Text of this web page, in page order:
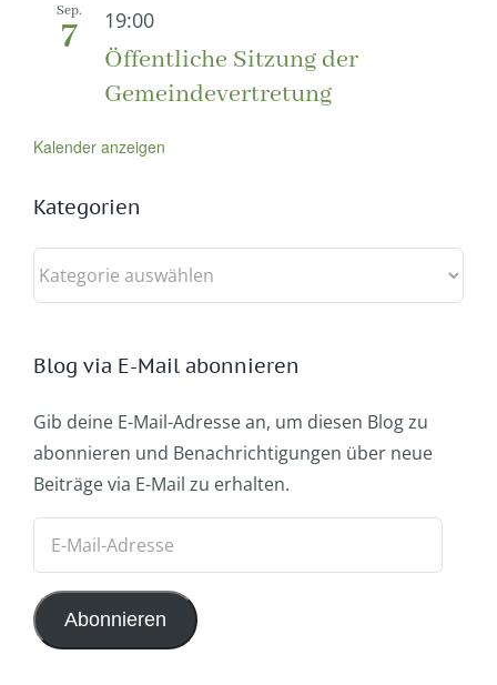
Sep.
7 19:00
Öffentliche Sitzung der
Gemeindevertretung
Kalender anzeigen
Kategorien
Kategorien
Blog via E-Mail abonnieren
Gib deine E-Mail-Adresse an, um diesen Blog zu
abonnieren und Benachrichtigungen über neue
Beiträge via E-Mail zu erhalten.
Adresse
Abonnieren